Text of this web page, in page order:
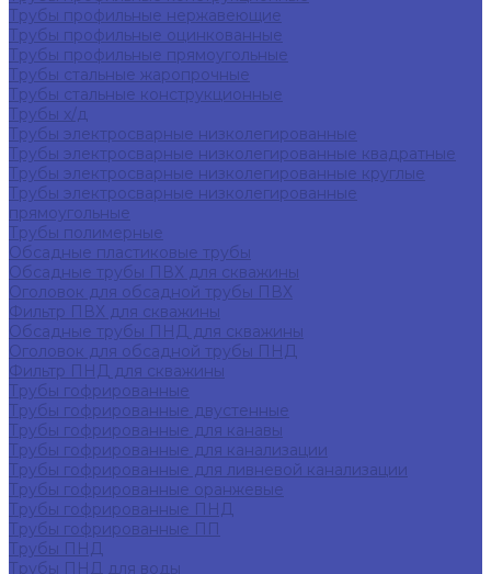
Трубы профильные нержавеющие
Трубы профильные оцинкованные
Трубы профильные прямоугольные
Трубы стальные жаропрочные
Трубы стальные конструкционные
Трубы х/д
Трубы электросварные низколегированные
Трубы электросварные низколегированные квадратные
Трубы электросварные низколегированные круглые
Трубы электросварные низколегированные
прямоугольные
Трубы полимерные
Обсадные пластиковые трубы
Обсадные трубы ПВХ для скважины
Оголовок для обсадной трубы ПВХ
Фильтр ПВХ для скважины
Обсадные трубы ПНД для скважины
Оголовок для обсадной трубы ПНД
Фильтр ПНД для скважины
Трубы гофрированные
Трубы гофрированные двустенные
Трубы гофрированные для канавы
Трубы гофрированные для канализации
Трубы гофрированные для ливневой канализации
Трубы гофрированные оранжевые
Трубы гофрированные ПНД
Трубы гофрированные ПП
Трубы ПНД
Трубы ПНД для воды